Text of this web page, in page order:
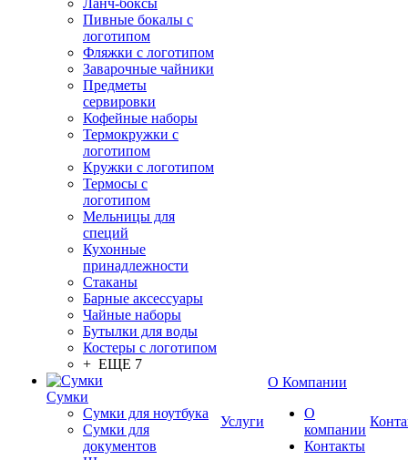
Ланч-боксы
Пивные бокалы с
логотипом
Фляжки с логотипом
Заварочные чайники
Предметы
сервировки
Кофейные наборы
Термокружки с
логотипом
Кружки с логотипом
Термосы с
логотипом
Мельницы для
специй
Кухонные
принадлежности
Стаканы
Барные аксессуары
Чайные наборы
Бутылки для воды
Костеры с логотипом
+ ЕЩЕ 7
Сумки
Сумки для ноутбука
Сумки для
документов
Услуги
О Компании
О
компании
Контакты